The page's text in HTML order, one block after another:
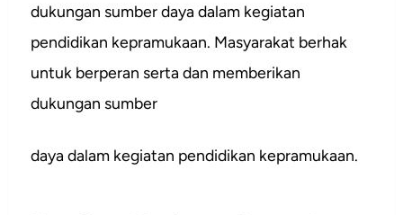
dukungan sumber daya dalam kegiatan
pendidikan kepramukaan. Masyarakat berhak
untuk berperan serta dan memberikan
dukungan sumber
daya dalam kegiatan pendidikan kepramukaan.